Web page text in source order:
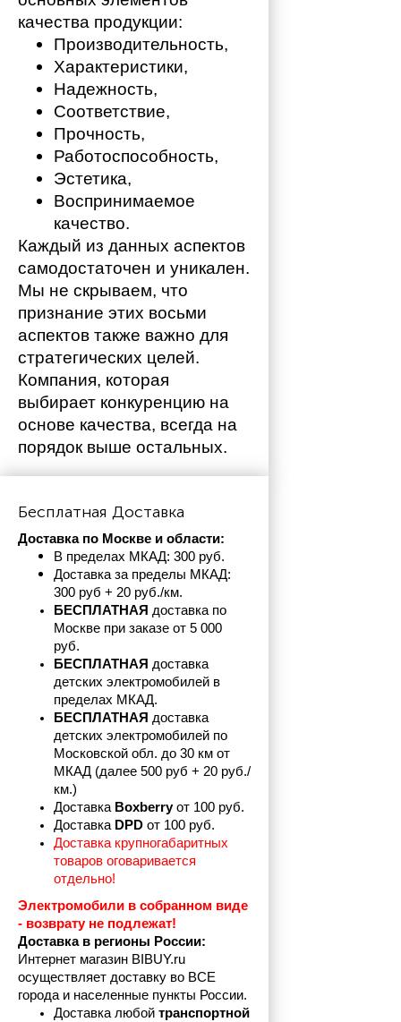
качества продукции:
Производительность,
Характеристики,
Надежность,
Соответствие,
Прочность,
Работоспособность,
Эстетика,
Воспринимаемое
качество.
Каждый из данных аспектов
самодостаточен и уникален.
Мы не скрываем, что
признание этих восьми
аспектов также важно для
стратегических целей.
Компания, которая
выбирает конкуренцию на
основе качества, всегда на
порядок выше остальных.
Бесплатная Доставка
Доставка по Москве и области:
В пределах МКАД: 300 руб.
Доставка за пределы МКАД:
300 руб + 20 руб./км.
БЕСПЛАТНАЯ доставка по
Москве при заказе от 5 000
руб.
БЕСПЛАТНАЯ доставка
детских электромобилей в
пределах МКАД.
БЕСПЛАТНАЯ доставка
детских электромобилей по
Московской обл. до 30 км от
МКАД (далее 500 руб + 20 руб./
км.)
Доставка Boxberry от 100 руб.
Доставка DPD от 100 руб.
Доставка крупногабаритных
товаров оговаривается
отдельно!
Электромобили в собранном виде
- возврату не подлежат!
Доставка в регионы России:
Интернет магазин BIBUY.ru
осуществляет доставку во ВСЕ
города и населенные пункты России.
Доставка любой транспортной